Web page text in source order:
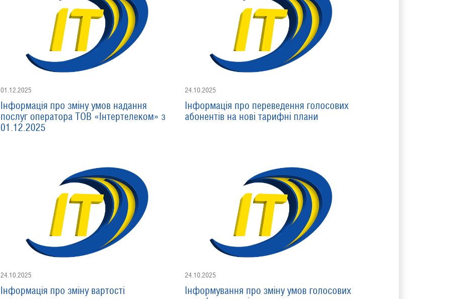
01.12.2025
Інформація про зміну умов надання
послуг оператора ТОВ «Інтертелеком» з
01.12.2025
24.10.2025
Інформація про переведення голосових
абонентів на нові тарифні плани
24.10.2025
Інформація про зміну вартості
24.10.2025
Інформування про зміну умов голосових